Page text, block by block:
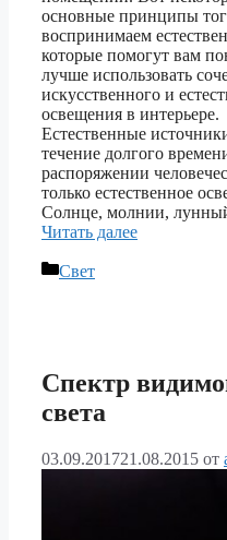
основные принципы
воспринимаем
которые помогут вам
лучше использовать
искусственного и
освещения в интерьере.
Естественные
течение долгого
распоряжении
только естественное
Солнце, молнии,
Читать далее
Рубрики
Свет
Спектр
света
03.09.201721.08.2015 от